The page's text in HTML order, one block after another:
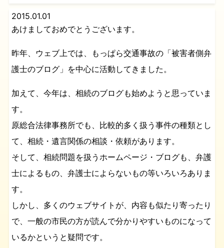
2015.01.01
あけましておめでとうございます。
昨年、ウェブ上では、もっぱら交通事故の「被害者側弁
護士のブログ」を中心に活動してきました。
加えて、今年は、相続のブログも始めようと思っていま
す。
原総合法律事務所でも、比較的多く扱う事件の種類とし
て、相続・遺言関係の相談・依頼があります。
そして、相続問題を扱うホームページ・ブログも、弁護
士によるもの、弁護士によらないもの等いろいろありま
す。
しかし、多くのウェブサイトが、内容も似たり寄ったり
で、一般の市民の方が読んで分かりやすいものになって
いるかというと疑問です。